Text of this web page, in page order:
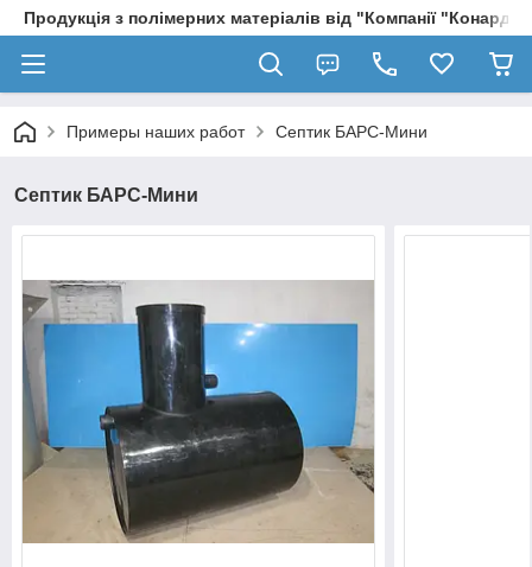
Продукція з полімерних матеріалів від "Компанії
Примеры наших работ Септик БАРС-Мини
Септик БАРС-Мини